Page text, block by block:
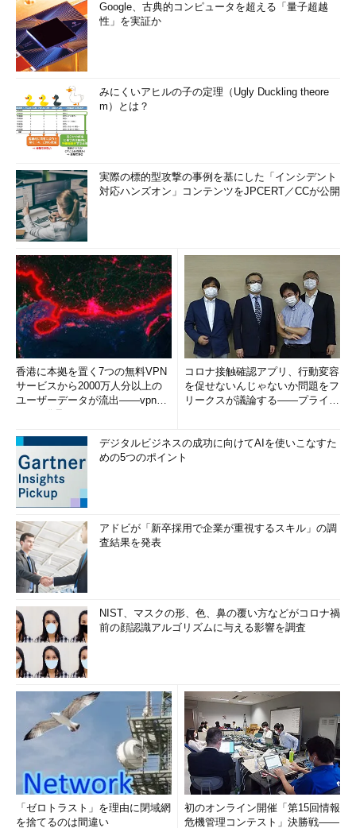
Google、古典的コンピュータを超える「量子超越
性」を実証か
みにくいアヒルの子の定理（Ugly Duckling theore
m）とは？
実際の標的型攻撃の事例を基にした「インシデント
対応ハンズオン」コンテンツをJPCERT／CCが公開
香港に本拠を置く7つの無料VPN
サービスから2000万人分以上の
ユーザーデータが流出――vpnMe
コロナ接触確認アプリ、行動変容
を促せないんじゃないか問題をフ
リークスが議論する――プライバ
デジタルビジネスの成功に向けてAIを使いこなすた
めの5つのポイント
アドビが「新卒採用で企業が重視するスキル」の調
査結果を発表
NIST、マスクの形、色、鼻の覆い方などがコロナ禍
前の顔認識アルゴリズムに与える影響を調査
「ゼロトラスト」を理由に閉域網
を捨てるのは間違い
初のオンライン開催「第15回情報
危機管理コンテスト」決勝戦――